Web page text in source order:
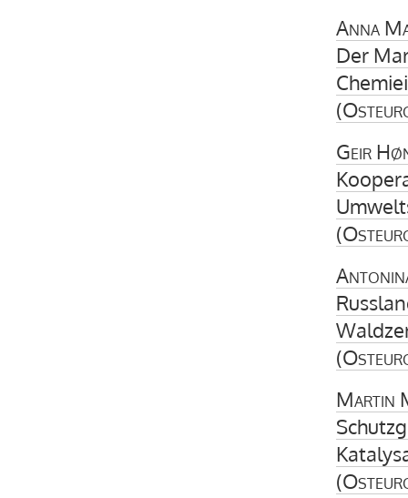
Anna
Der
(
Geir
(
(
Martin
(